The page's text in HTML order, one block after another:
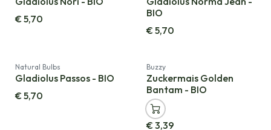
€5,70
BIO
€5,70
Natural Bulbs
Gladiolus Passos - BIO
€5,70
Buzzy
Zuckermais Golden
Bantam - BIO
€3,39